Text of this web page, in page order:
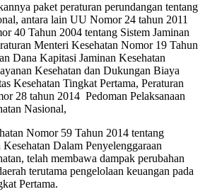
paket peraturan perundangan tentang
antara lain UU Nomor 24 tahun 2011
40 Tahun 2004 tentang Sistem Jaminan
Menteri Kesehatan Nomor 19 Tahun
Dana Kapitasi Jaminan Kesehatan
Kesehatan dan Dukungan Biaya
Kesehatan Tingkat Pertama, Peraturan
28 tahun 2014 Pedoman Pelaksanaan
Nasional,
Nomor 59 Tahun 2014 tentang
Dalam Penyelenggaraan
telah membawa dampak perubahan
terutama pengelolaan keuangan pada
Pertama.